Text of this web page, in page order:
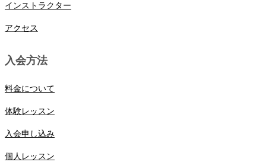
インストラクター
アクセス
入会方法
料金について
体験レッスン
入会申し込み
個人レッスン